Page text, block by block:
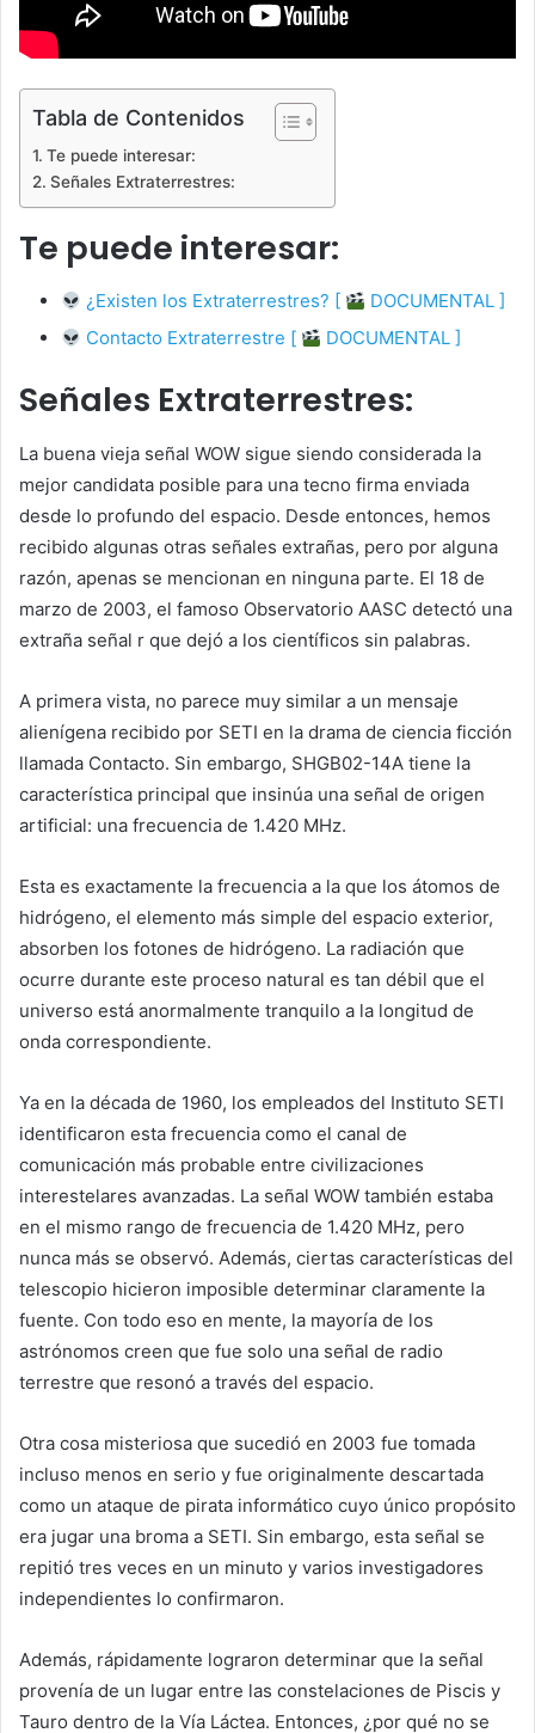
Tabla de Contenidos
Te puede interesar:
Señales Extraterrestres:
Te puede interesar:
¿Existen los Extraterrestres? [
DOCUMENTAL ]
Contacto Extraterrestre [
DOCUMENTAL ]
Señales Extraterrestres:
La buena vieja señal WOW sigue siendo considerada la
mejor candidata posible para una tecno firma enviada
desde lo profundo del espacio. Desde entonces, hemos
recibido algunas otras señales extrañas, pero por alguna
razón, apenas se mencionan en ninguna parte. El 18 de
marzo de 2003, el famoso Observatorio AASC detectó una
extraña señal r que dejó a los científicos sin palabras.
A primera vista, no parece muy similar a un mensaje
alienígena recibido por SETI en la drama de ciencia ficción
llamada Contacto. Sin embargo, SHGB02-14A tiene la
característica principal que insinúa una señal de origen
artificial: una frecuencia de 1.420 MHz.
Esta es exactamente la frecuencia a la que los átomos de
hidrógeno, el elemento más simple del espacio exterior,
absorben los fotones de hidrógeno. La radiación que
ocurre durante este proceso natural es tan débil que el
universo está anormalmente tranquilo a la longitud de
onda correspondiente.
Ya en la década de 1960, los empleados del Instituto SETI
identificaron esta frecuencia como el canal de
comunicación más probable entre civilizaciones
interestelares avanzadas. La señal WOW también estaba
en el mismo rango de frecuencia de 1.420 MHz, pero
nunca más se observó. Además, ciertas características del
telescopio hicieron imposible determinar claramente la
fuente. Con todo eso en mente, la mayoría de los
astrónomos creen que fue solo una señal de radio
terrestre que resonó a través del espacio.
Otra cosa misteriosa que sucedió en 2003 fue tomada
incluso menos en serio y fue originalmente descartada
como un ataque de pirata informático cuyo único propósito
era jugar una broma a SETI. Sin embargo, esta señal se
repitió tres veces en un minuto y varios investigadores
independientes lo confirmaron.
Además, rápidamente lograron determinar que la señal
provenía de un lugar entre las constelaciones de Piscis y
Tauro dentro de la Vía Láctea. Entonces, ¿por qué no se